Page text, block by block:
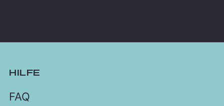
HILFE
FAQ